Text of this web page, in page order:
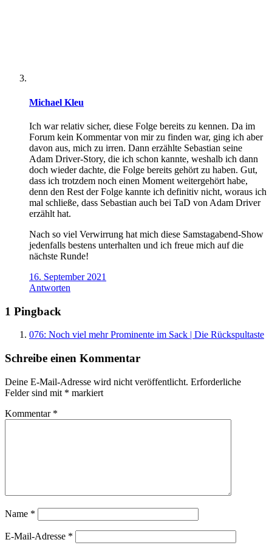
Michael Kleu
Ich war relativ sicher, diese Folge bereits zu kennen. Da im
Forum kein Kommentar von mir zu finden war, ging ich aber
davon aus, mich zu irren. Dann erzählte Sebastian seine
Adam Driver-Story, die ich schon kannte, weshalb ich dann
doch wieder dachte, die Folge bereits gehört zu haben. Gut,
dass ich trotzdem noch einen Moment weitergehört habe,
denn den Rest der Folge kannte ich definitiv nicht, woraus ich
mal schließe, dass Sebastian auch bei TaD von Adam Driver
erzählt hat.
Nach so viel Verwirrung hat mich diese Samstagabend-Show
jedenfalls bestens unterhalten und ich freue mich auf die
nächste Runde!
16. September 2021
Antworten
1 Pingback
076: Noch viel mehr Prominente im Sack | Die Rückspultaste
Schreibe einen Kommentar
Deine E-Mail-Adresse wird nicht veröffentlicht. Erforderliche
Felder sind mit * markiert
Kommentar *
Name *
E-Mail-Adresse *